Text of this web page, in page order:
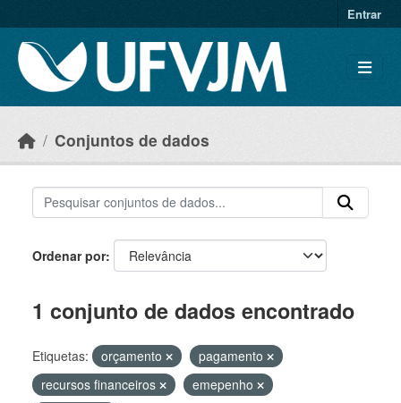
Entrar
Conjuntos de dados
Ordenar por
1 conjunto de dados encontrado
Etiquetas: orçamento
pagamento
recursos financeiros
emepenho